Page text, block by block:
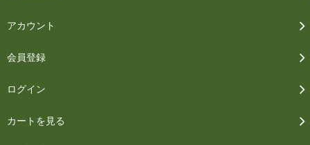
アカウント
会員登録
ログイン
カートを見る